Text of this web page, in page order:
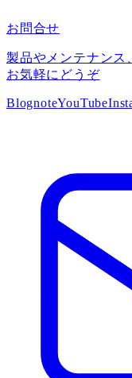
お問合せ
製品やメンテナンス
お気軽にどうぞ
BlognoteYouTube